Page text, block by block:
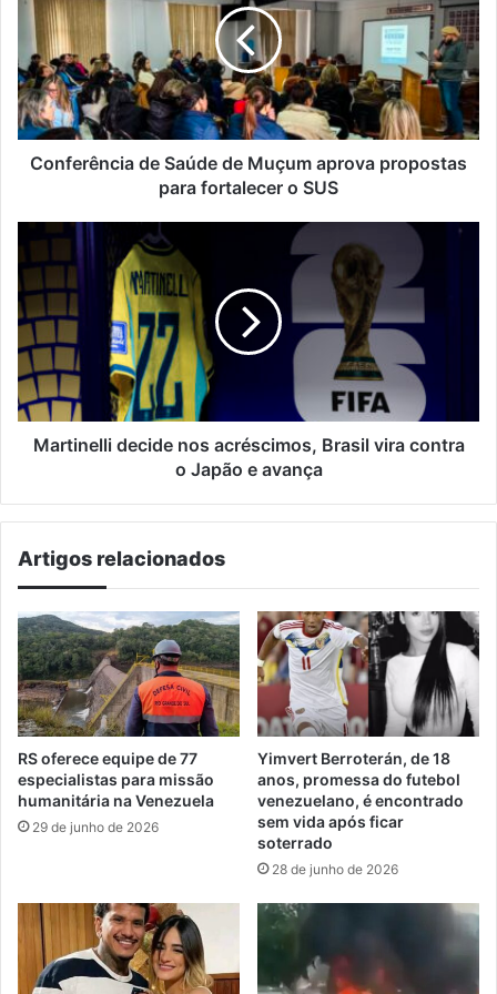
Muçum
aprova
propostas
para
fortalecer
Conferência de Saúde de Muçum aprova propostas
para fortalecer o SUS
Martinelli
nos
acréscimos,
Brasil
vira
contra
o
Japão
Martinelli decide nos acréscimos, Brasil vira contra
o Japão e avança
Artigos relacionados
RS oferece equipe de 77
especialistas para missão
humanitária na Venezuela
29 de junho de 2026
Yimvert Berroterán, de 18
anos, promessa do futebol
venezuelano, é encontrado
sem vida após ficar
soterrado
28 de junho de 2026